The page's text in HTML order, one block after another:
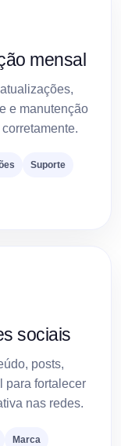
mensal
e manutenção
Suporte
sociais
posts,
para fortalecer
nas redes.
Marca